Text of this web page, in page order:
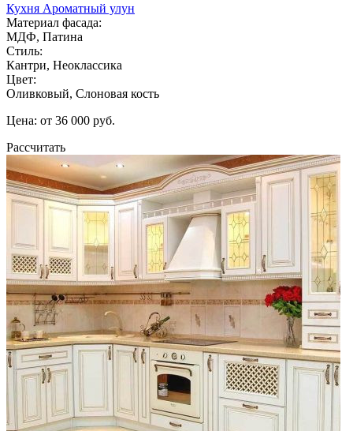
Кухня Ароматный улун
Материал фасада:
МДФ, Патина
Стиль:
Кантри, Неоклассика
Цвет:
Оливковый, Слоновая кость
Цена: от 36 000 руб.
Рассчитать